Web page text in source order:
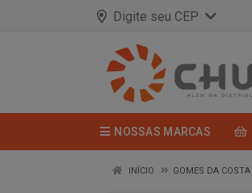
Digite seu CEP
NOSSAS MARCAS
INÍCIO GOMES DA COSTA